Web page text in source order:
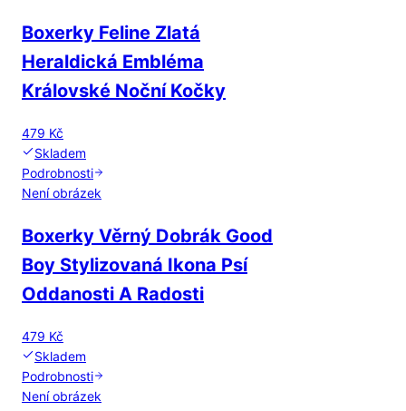
Boxerky Feline Zlatá
Heraldická Embléma
Královské Noční Kočky
479 Kč
Skladem
Podrobnosti
Není obrázek
Boxerky Věrný Dobrák Good
Boy Stylizovaná Ikona Psí
Oddanosti A Radosti
479 Kč
Skladem
Podrobnosti
Není obrázek